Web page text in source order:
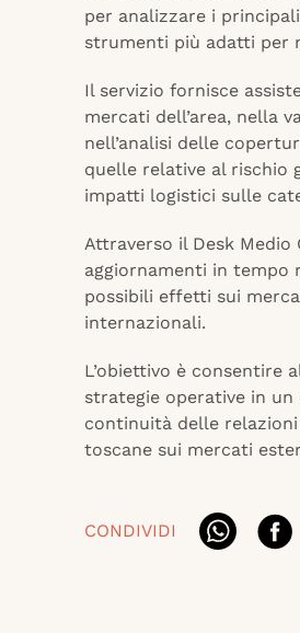
per analizzare i
strumenti più adatti per
Il servizio fornisce
mercati dell’area, nella
nell’analisi delle
quelle relative al rischio
impatti logistici sulle
Attraverso il Desk
aggiornamenti in tempo
possibili effetti sui
internazionali.
L’obiettivo è consentire
strategie operative in
continuità delle
toscane sui mercati
CONDIVIDI